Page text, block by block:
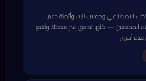
الاصطناعي وحملات البث وأتمتة دعم
المحتملين — كلها تتدفق عبر منصتك وتُتتبع
أخرى.